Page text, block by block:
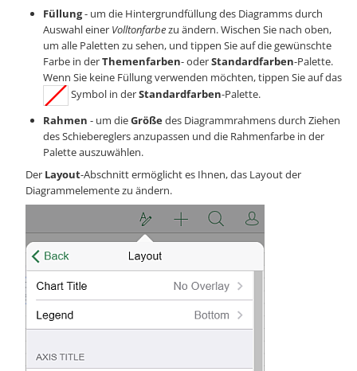
Füllung- um die Hintergrundfüllung des Diagramms durch
Auswahl einer Volltonfarbezu ändern. Wischen Sie nach oben,
um alle Paletten zu sehen, und tippen Sie auf die gewünschte
Farbe in derThemenfarben- oderStandardfarben-Palette.
Wenn Sie keine Füllung verwenden möchten, tippen Sie auf das
Symbol in derStandardfarben-Palette.
Rahmen - um dieGrößedes Diagrammrahmens durch Ziehen
des Schiebereglers anzupassen und die Rahmenfarbe in der
Palette auszuwählen.
Der Layout-Abschnitt ermöglicht es Ihnen, das Layout der
Diagrammelemente zu ändern.